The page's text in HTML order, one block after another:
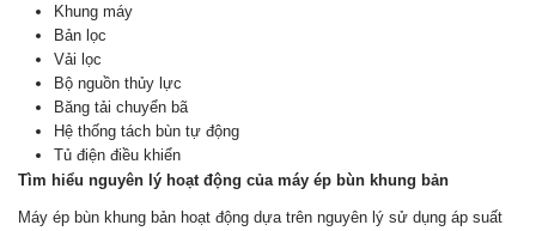
Khung máy
Bản lọc
Vải lọc
Bộ nguồn thủy lực
Băng tải chuyển bã
Hệ thống tách bùn tự động
Tủ điện điều khiển
Tìm hiểu nguyên lý hoạt động của máy ép bùn khung bản
Máy ép bùn khung bản hoạt động dựa trên nguyên lý sử dụng áp suất